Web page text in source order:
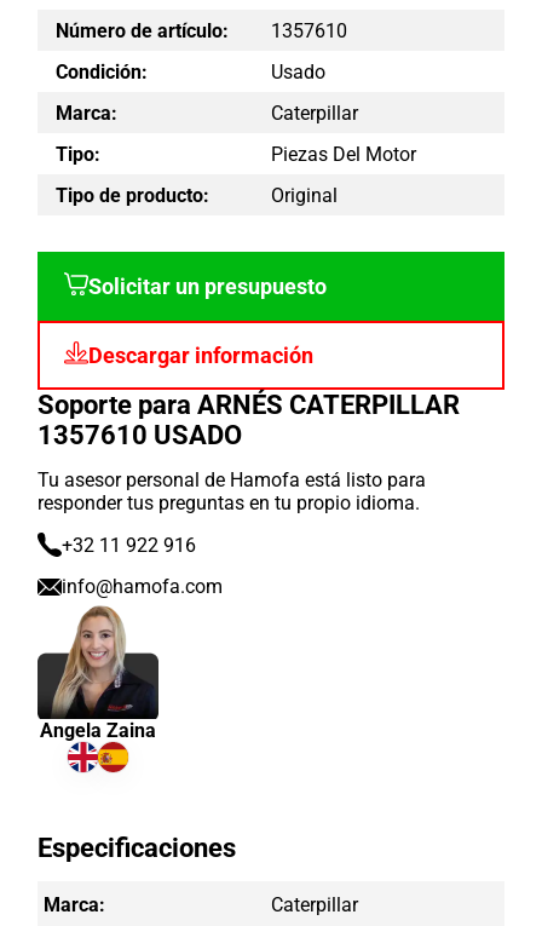
Número de artículo:
1357610
Condición:
Usado
Marca:
Caterpillar
Tipo:
Piezas Del Motor
Tipo de producto:
Original
Solicitar un presupuesto
Descargar información
Soporte para ARNÉS CATERPILLAR
1357610 USADO
Tu asesor personal de Hamofa está listo para
responder tus preguntas en tu propio idioma.
+32 11 922 916
info@hamofa.com
Angela Zaina
Especificaciones
Marca: Caterpillar